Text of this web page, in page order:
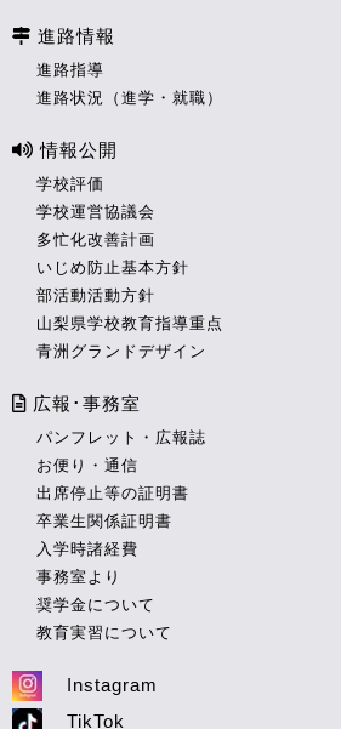
進路情報
進路指導
進路状況（進学・就職）
情報公開
学校評価
学校運営協議会
多忙化改善計画
いじめ防止基本方針
部活動活動方針
山梨県学校教育指導重点
青洲グランドデザイン
広報･事務室
パンフレット・広報誌
お便り・通信
出席停止等の証明書
卒業生関係証明書
入学時諸経費
事務室より
奨学金について
教育実習について
Instagram
TikTok